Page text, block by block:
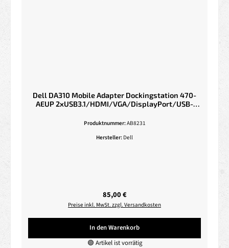
Dell DA310 Mobile Adapter Dockingstation 470-
AEUP 2xUSB3.1/HDMI/VGA/DisplayPort/USB-
Produktnummer:AB8231
Hersteller: Dell
Regulärer Preis:
85,00 €
Preise inkl. MwSt. zzgl. Versandkosten
In den Warenkorb
🟢 Artikel ist vorrätig